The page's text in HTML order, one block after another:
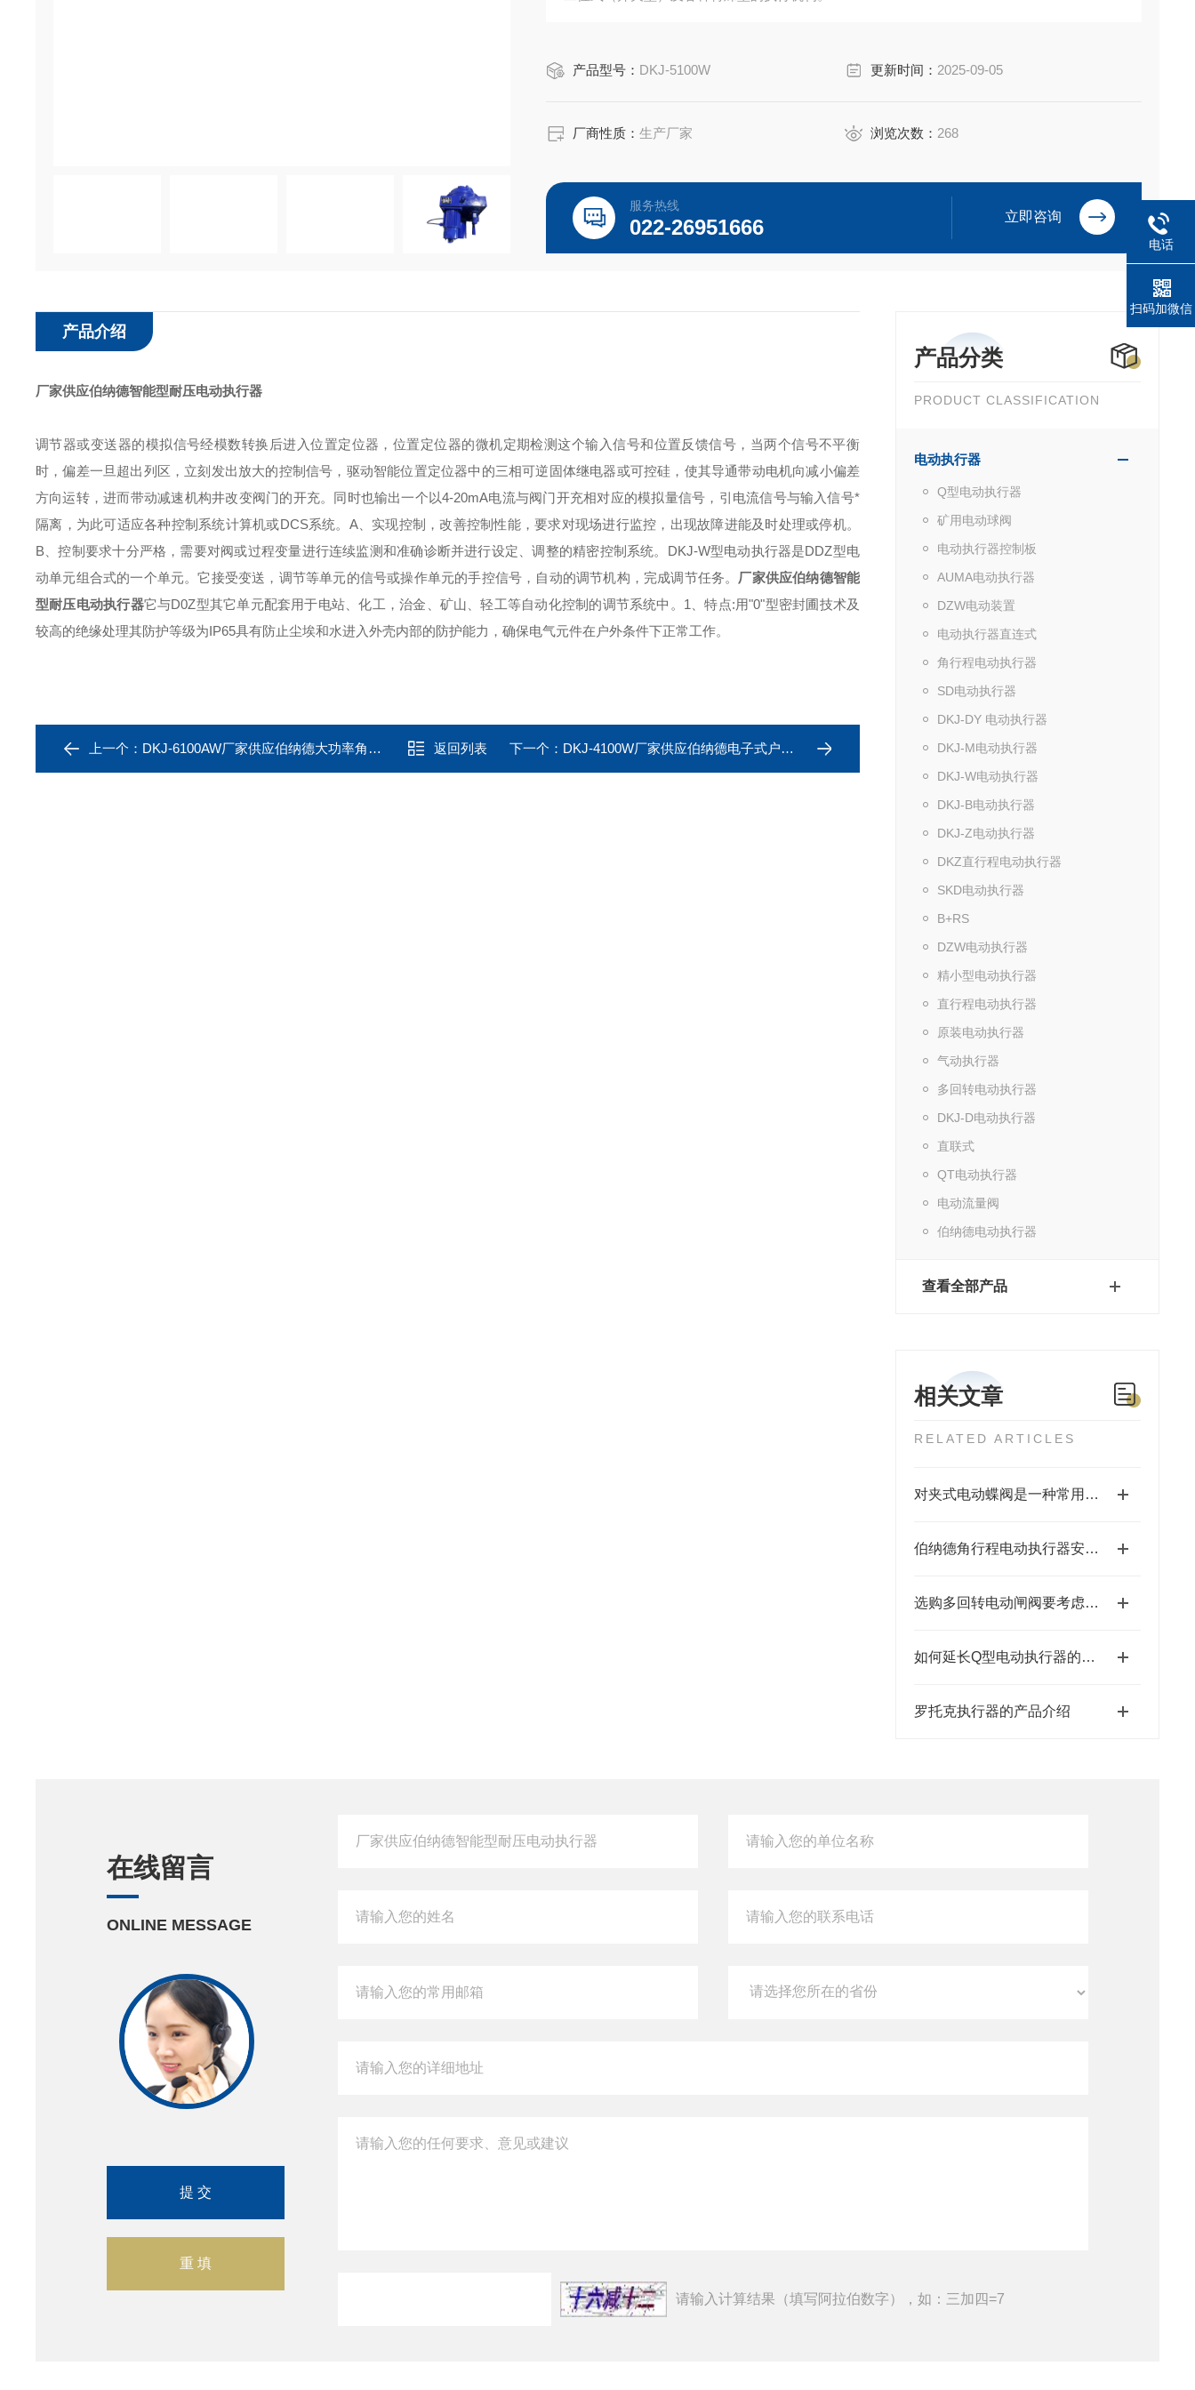
产品型号： DKJ-5100W 更新时间： 2025-09-05
厂商性质：生产厂家 浏览次数： 268
服务热线
022-26951666 立即咨询
产品分类
PRODUCT CLASSIFICATION
电动执行器
Q型电动执行器
矿用电动球阀
电动执行器控制板
AUMA电动执行器
DZW电动装置
电动执行器直连式
角行程电动执行器
SD电动执行器
DKJ-DY 电动执行器
DKJ-M电动执行器
DKJ-W电动执行器
DKJ-B电动执行器
DKJ-Z电动执行器
DKZ直行程电动执行器
SKD电动执行器
B+RS
DZW电动执行器
精小型电动执行器
直行程电动执行器
原装电动执行器
气动执行器
多回转电动执行器
DKJ-D电动执行器
直联式
QT电动执行器
电动流量阀
伯纳德电动执行器
查看全部产品
相关文章
RELATED ARTICLES
对夹式电动蝶阀是一种常用于流体控制系统中的自动化阀门
伯纳德角行程电动执行器安装注意事项
选购多回转电动闸阀要考虑哪些方面
如何延长Q型电动执行器的使用寿命
罗托克执行器的产品介绍
产品介绍
厂家供应伯纳德智能型耐压电动执行器
调节器或变送器的模拟信号经模数转换后进入位置定位器，位置定位器的微机定期检测这个输入信号和位置反馈信号，当两个信号不平衡
时，偏差一旦超出列区，立刻发出放大的控制信号，驱动智能位置定位器中的三相可逆固体继电器或可控硅，使其导通带动电机向减小偏差
方向运转，进而带动减速机构井改变阀门的开充。同时也输出一个以4-20mA电流与阀门开充相对应的模拟量信号，引电流信号与输入信号*
隔离，为此可适应各种控制系统计算机或DCS系统。A、实现控制，改善控制性能，要求对现场进行监控，出现故障进能及时处理或停机。
B、控制要求十分严格，需要对阀或过程变量进行连续监测和准确诊断并进行设定、调整的精密控制系统。DKJ-W型电动执行器是DDZ型电
动单元组合式的一个单元。它接受变送，调节等单元的信号或操作单元的手控信号，自动的调节机构，完成调节任务。 厂家供应伯纳德智能
型耐压电动执行器它与D0Z型其它单元配套用于电站、化工，治金、矿山、轻工等自动化控制的调节系统中。1、特点:用"0"型密封圃技术及
较高的绝缘处理其防护等级为IP65具有防止尘埃和水进入外壳内部的防护能力，确保电气元件在户外条件下正常工作。
上一个： DKJ-6100AW厂家供应伯纳德大功率角行程电动执行器 返回列表 下一个： DKJ-4100W厂家供应伯纳德电子式户外型电动执行器
在线留言
ONLINE MESSAGE
请输入计算结果（填写阿拉伯数字），如：三加四=7
电话
扫码加微信